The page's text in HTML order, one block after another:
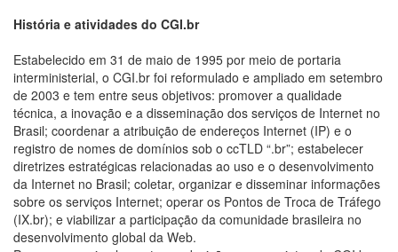
História e atividades do CGI.br
Estabelecido em 31 de maio de 1995 por meio de portaria
interministerial, o CGI.br foi reformulado e ampliado em setembro
de 2003 e tem entre seus objetivos: promover a qualidade
técnica, a inovação e a disseminação dos serviços de Internet no
Brasil; coordenar a atribuição de endereços Internet (IP) e o
registro de nomes de domínios sob o ccTLD “.br”; estabelecer
diretrizes estratégicas relacionadas ao uso e o desenvolvimento
da Internet no Brasil; coletar, organizar e disseminar informações
sobre os serviços Internet; operar os Pontos de Troca de Tráfego
(IX.br); e viabilizar a participação da comunidade brasileira no
desenvolvimento global da Web.